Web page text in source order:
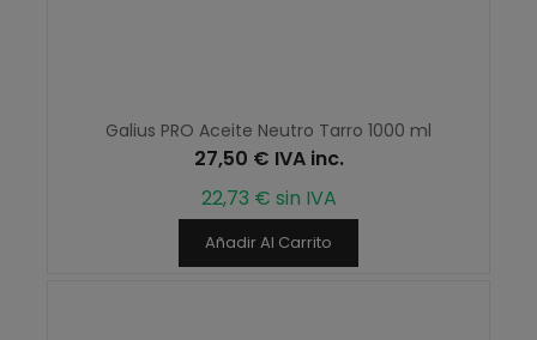
Galius PRO Aceite Neutro Tarro 1000 ml
27,50 € IVA inc.
22,73 € sin IVA
Añadir Al Carrito